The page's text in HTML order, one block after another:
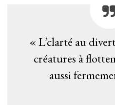
« L’clarté au
créatures à
aussi